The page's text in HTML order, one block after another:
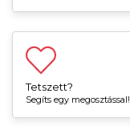
Tetszett?
Segíts egy megosztással!